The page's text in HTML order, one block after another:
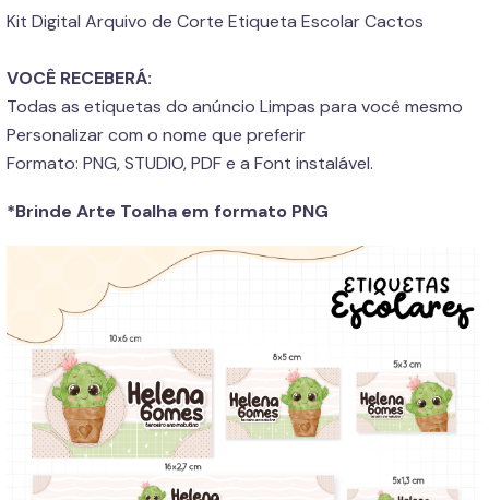
Kit Digital Arquivo de Corte Etiqueta Escolar Cactos
VOCÊ RECEBERÁ:
Todas as etiquetas do anúncio Limpas para você mesmo
Personalizar com o nome que preferir
Formato: PNG, STUDIO, PDF e a Font instalável.
*Brinde Arte Toalha em formato PNG